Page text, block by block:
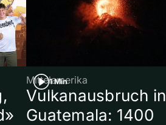
1 Min
Mittelamerika
Vulkanausbruch in
Guatemala: 1400